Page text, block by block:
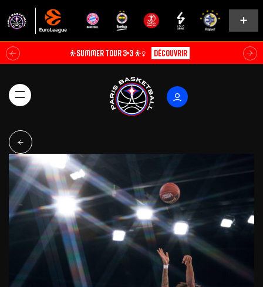
⛹️SUMMER TOUR 3×3 ⛹️‍♀️ Découvrir